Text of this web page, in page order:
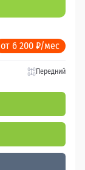
от 6 200 ₽/мес
Передний